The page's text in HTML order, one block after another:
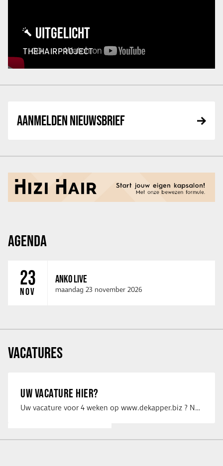
UITGELICHT
THEHAIRPROJECT
AANMELDEN NIEUWSBRIEF
AGENDA
23
NOV
ANKO LIVE
maandag 23 november 2026
VACATURES
UW VACATURE HIER?
Uw vacature voor 4 weken op www.dekapper.biz ? Neem dan contact op met Maaike …